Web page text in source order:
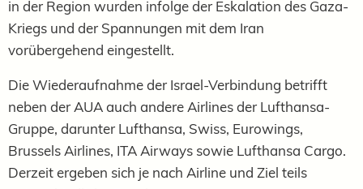
in der Region wurden infolge der Eskalation des Gaza-
Kriegs und der Spannungen mit dem Iran
vorübergehend eingestellt.
Die Wiederaufnahme der Israel-Verbindung betrifft
neben der AUA auch andere Airlines der Lufthansa-
Gruppe, darunter Lufthansa, Swiss, Eurowings,
Brussels Airlines, ITA Airways sowie Lufthansa Cargo.
Derzeit ergeben sich je nach Airline und Ziel teils